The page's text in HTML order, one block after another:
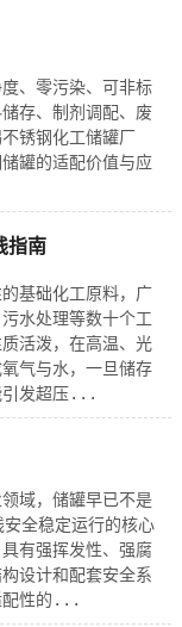
、零污染、可非标
存、制剂调配、废
锈钢化工储罐厂
罐的适配价值与应
指南
基础化工原料，广
水处理等数十个工
活泼，在高温、光
气与水，一旦储存
引发超压...
域，储罐早已不是
全稳定运行的核心
有强挥发性、强腐
设计和配套安全系
配性的...